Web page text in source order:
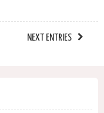
NEXT ENTRIES